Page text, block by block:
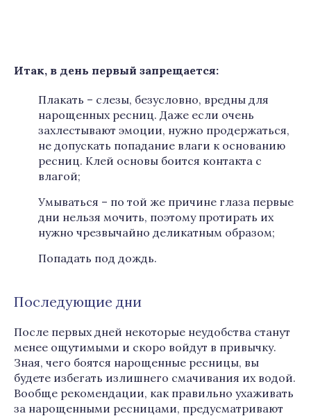
Итак, в день первый запрещается:
Плакать – слезы, безусловно, вредны для
нарощенных ресниц. Даже если очень
захлестывают эмоции, нужно продержаться,
не допускать попадание влаги к основанию
ресниц. Клей основы боится контакта с
влагой;
Умываться – по той же причине глаза первые
дни нельзя мочить, поэтому протирать их
нужно чрезвычайно деликатным образом;
Попадать под дождь.
Последующие дни
После первых дней некоторые неудобства станут
менее ощутимыми и скоро войдут в привычку.
Зная, чего боятся нарощенные ресницы, вы
будете избегать излишнего смачивания их водой.
Вообще рекомендации, как правильно ухаживать
за нарощенными ресницами, предусматривают